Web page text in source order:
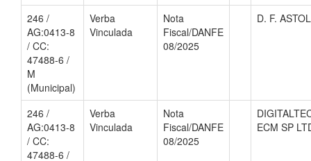
246 /
AG:0413-8
/ CC:
47488-6 /
M
(Municipal)
Verba
Vinculada
Nota
Fiscal/DANFE
08/2025
D. F.
246 /
AG:0413-8
/ CC:
47488-6 /
Verba
Vinculada
Nota
Fiscal/DANFE
08/2025
ECM SP